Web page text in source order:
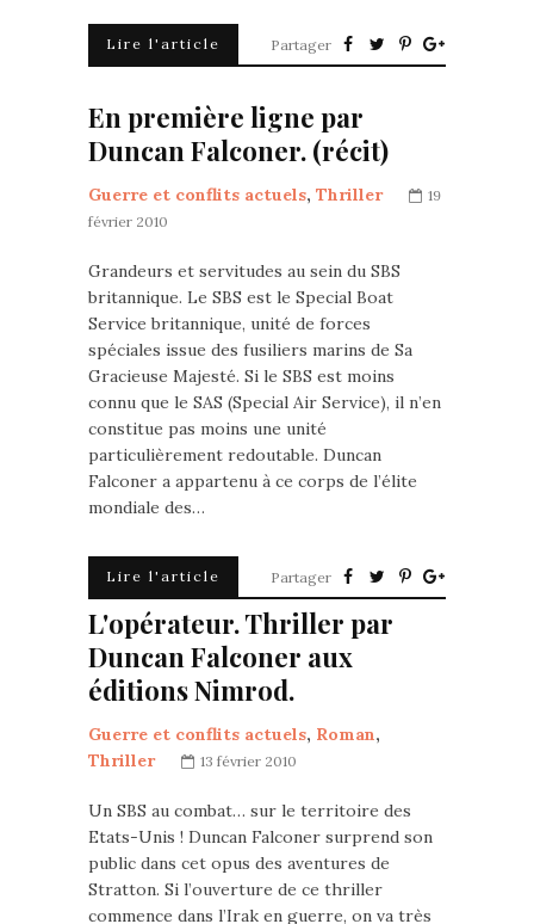
Lire l'article Partager
En première ligne par
Duncan Falconer. (récit)
Guerre et conflits actuels, Thriller
19
février 2010
Grandeurs et servitudes au sein du SBS
britannique. Le SBS est le Special Boat
Service britannique, unité de forces
spéciales issue des fusiliers marins de Sa
Gracieuse Majesté. Si le SBS est moins
connu que le SAS (Special Air Service), il n’en
constitue pas moins une unité
particulièrement redoutable. Duncan
Falconer a appartenu à ce corps de l’élite
mondiale des…
Lire l'article Partager
L'opérateur. Thriller par
Duncan Falconer aux
éditions Nimrod.
Guerre et conflits actuels, Roman,
Thriller
13 février 2010
Un SBS au combat… sur le territoire des
Etats-Unis ! Duncan Falconer surprend son
public dans cet opus des aventures de
Stratton. Si l’ouverture de ce thriller
commence dans l’Irak en guerre, on va très